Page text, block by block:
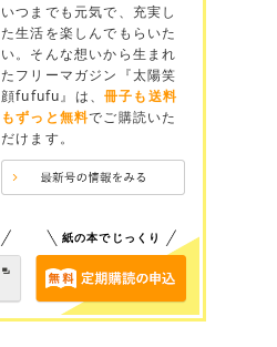
いつまでも元気で、充実し
た生活を楽しんでもらいた
い。そんな想いから生まれ
たフリーマガジン『太陽笑
顔fufufu』は、 冊子も送料
もずっと無料でご購読いた
だけます。
紙の本でじっくり